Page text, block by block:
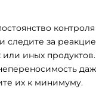
следите за
или иных
их к минимуму.